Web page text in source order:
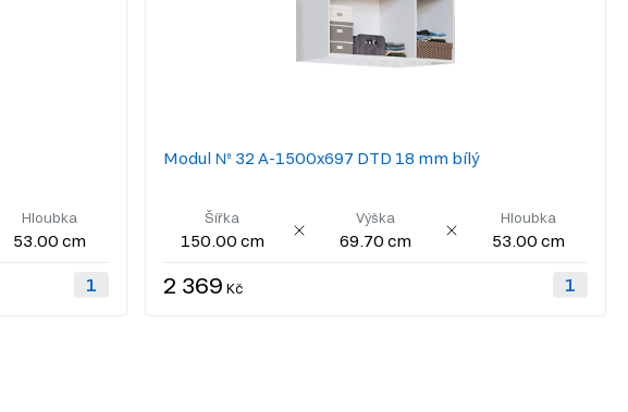
Hloubka
53.00 cm
Modul № 32 A-1500x697 DTD 18 mm bílý
Šířka
150.00 cm
Výška
69.70 cm
Hloubka
53.00 cm
2 369 Kč